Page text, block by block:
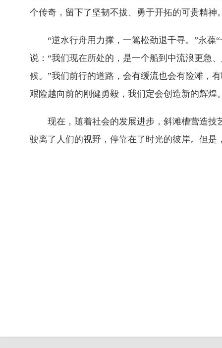
个传奇，留下了坚韧不拔、勇于开拓的可贵精神
“逆水行舟用力撑，一篙松劲退千寻。”永葆“
说：“我们现在所处的，是一个船到中流浪更急
候。”我们前行的道路，会有缓流也会有险滩，
艰险越向前的刚健勇毅，我们定会创造新的辉煌
现在，随着社会的发展进步，斜滩槽营造技
驶离了人们的视野，停靠在了时光的彼岸。但